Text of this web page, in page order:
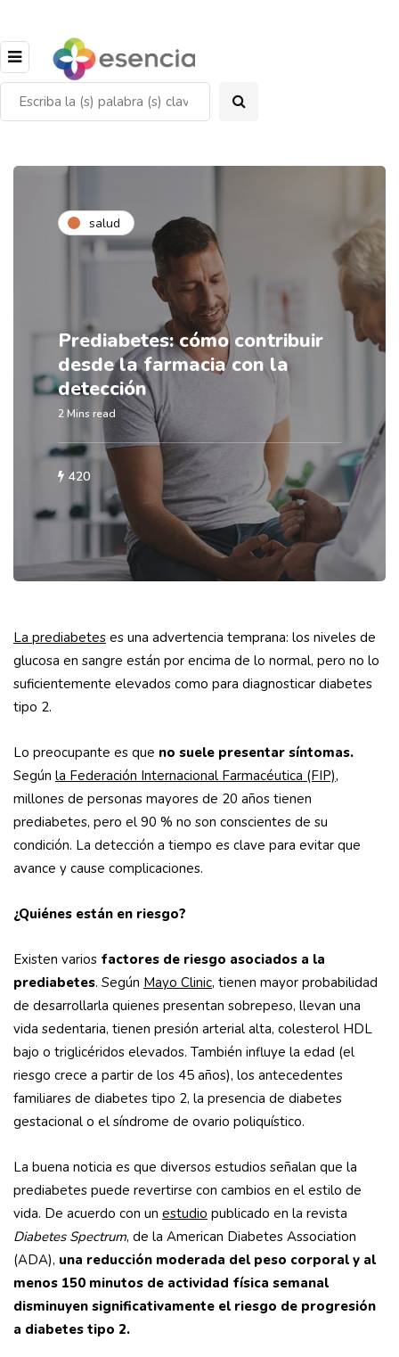
salud
Prediabetes: cómo contribuir
desde la farmacia con la
detección
2 Mins read
420
La prediabetes es una advertencia temprana: los niveles de
glucosa en sangre están por encima de lo normal, pero no lo
suficientemente elevados como para diagnosticar diabetes
tipo 2.
Lo preocupante es que no suele presentar síntomas.
Según la Federación Internacional Farmacéutica (FIP),
millones de personas mayores de 20 años tienen
prediabetes, pero el 90 % no son conscientes de su
condición. La detección a tiempo es clave para evitar que
avance y cause complicaciones.
¿Quiénes están en riesgo?
Existen varios factores de riesgo asociados a la
prediabetes. Según Mayo Clinic, tienen mayor probabilidad
de desarrollarla quienes presentan sobrepeso, llevan una
vida sedentaria, tienen presión arterial alta, colesterol HDL
bajo o triglicéridos elevados. También influye la edad (el
riesgo crece a partir de los 45 años), los antecedentes
familiares de diabetes tipo 2, la presencia de diabetes
gestacional o el síndrome de ovario poliquístico.
La buena noticia es que diversos estudios señalan que la
prediabetes puede revertirse con cambios en el estilo de
vida. De acuerdo con un estudio publicado en la revista
Diabetes Spectrum, de la American Diabetes Association
(ADA), una reducción moderada del peso corporal y al
menos 150 minutos de actividad física semanal
disminuyen significativamente el riesgo de progresión
a diabetes tipo 2.